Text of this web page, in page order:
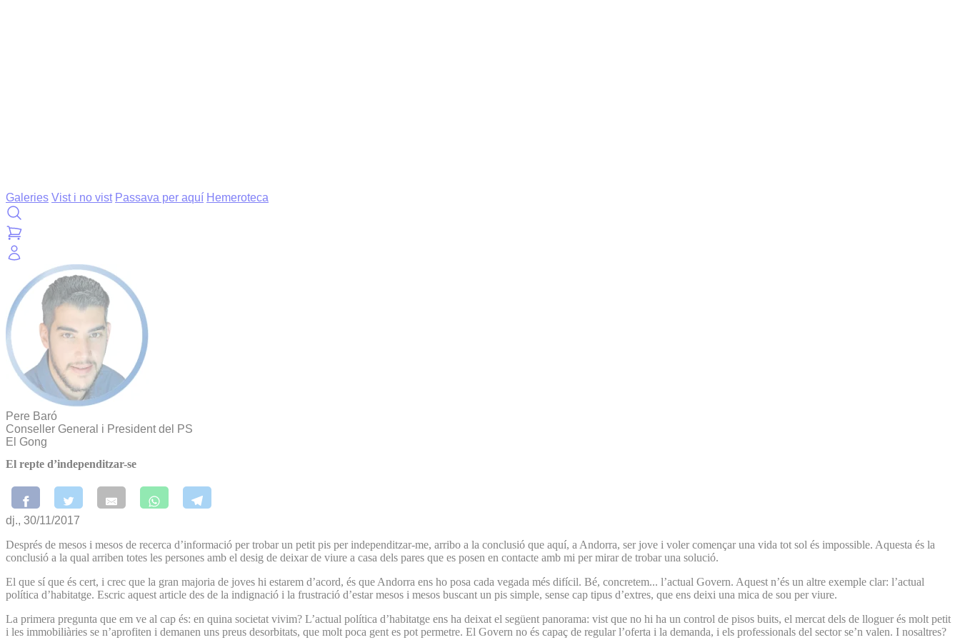
Galeries Vist i no vist Passava per aquí Hemeroteca
Pere Baró
Conseller General i President del PS
El Gong
El repte d’independitzar-se
dj., 30/11/2017
Després de mesos i mesos de recerca d’informació per trobar un petit pis per independitzar-me, arribo a la conclusió que aquí, a Andorra, ser jove i voler començar una vida tot sol és impossible. Aquesta és la
conclusió a la qual arriben totes les persones amb el desig de deixar de viure a casa dels pares que es posen en contacte amb mi per mirar de trobar una solució.
El que sí que és cert, i crec que la gran majoria de joves hi estarem d’acord, és que Andorra ens ho posa cada vegada més difícil. Bé, concretem... l’actual Govern. Aquest n’és un altre exemple clar: l’actual
política d’habitatge. Escric aquest article des de la indignació i la frustració d’estar mesos i mesos buscant un pis simple, sense cap tipus d’extres, que ens deixi una mica de sou per viure.
La primera pregunta que em ve al cap és: en quina societat vivim? L’actual política d’habitatge ens ha deixat el següent panorama: vist que no hi ha un control de pisos buits, el mercat dels de lloguer és molt petit
i les immobiliàries se n’aprofiten i demanen uns preus desorbitats, que molt poca gent es pot permetre. El Govern no és capaç de regular l’oferta i la demanda, i els professionals del sector se’n valen. I nosaltres?